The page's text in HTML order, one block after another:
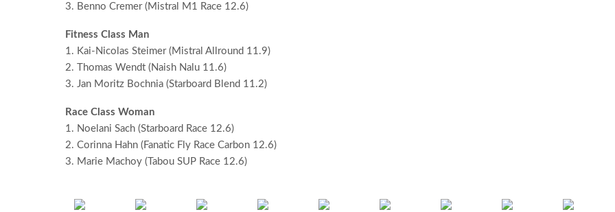
3. Benno Cremer (Mistral M1 Race 12.6)
Fitness Class Man
1. Kai-Nicolas Steimer (Mistral Allround 11.9)
2. Thomas Wendt (Naish Nalu 11.6)
3. Jan Moritz Bochnia (Starboard Blend 11.2)
Race Class Woman
1. Noelani Sach (Starboard Race 12.6)
2. Corinna Hahn (Fanatic Fly Race Carbon 12.6)
3. Marie Machoy (Tabou SUP Race 12.6)